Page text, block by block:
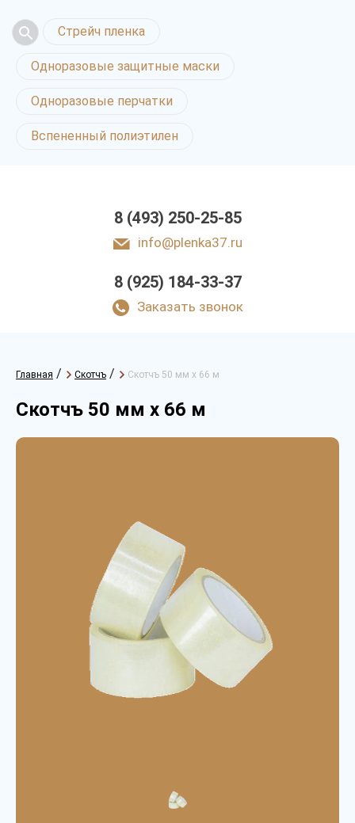
Стрейч пленка
Одноразовые защитные маски
Одноразовые перчатки
Вспененный полиэтилен
8 (493) 250-25-85
info@plenka37.ru
8 (925) 184-33-37
Заказать звонок
Главная / Скотчъ / Скотчъ 50 мм х 66 м
Скотчъ 50 мм х 66 м